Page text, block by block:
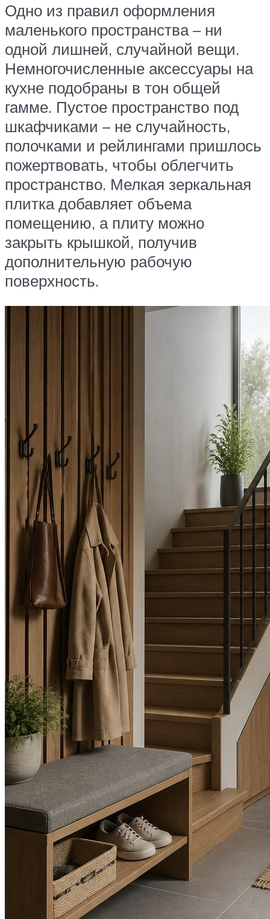
Одно из правил оформления
маленького пространства – ни
одной лишней, случайной вещи.
Немногочисленные аксессуары на
кухне подобраны в тон общей
гамме. Пустое пространство под
шкафчиками – не случайность,
полочками и рейлингами пришлось
пожертвовать, чтобы облегчить
пространство. Мелкая зеркальная
плитка добавляет объема
помещению, а плиту можно
закрыть крышкой, получив
дополнительную рабочую
поверхность.